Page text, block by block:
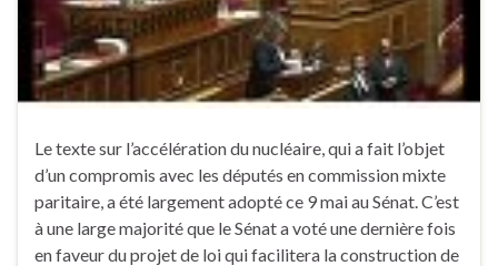
Le texte sur l’accélération du nucléaire, qui a fait l’objet
d’un compromis avec les députés en commission mixte
paritaire, a été largement adopté ce 9 mai au Sénat. C’est
à une large majorité que le Sénat a voté une dernière fois
en faveur du projet de loi qui facilitera la construction de